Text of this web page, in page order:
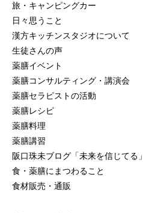
旅・キャンピングカー
日々思うこと
漢方キッチンスタジオについて
生徒さんの声
薬膳イベント
薬膳コンサルティング・講演会
薬膳セラピストの活動
薬膳レシピ
薬膳料理
薬膳講習
阪口珠未ブログ「未来を信じてる」
食・薬膳にまつわること
食材販売・通販